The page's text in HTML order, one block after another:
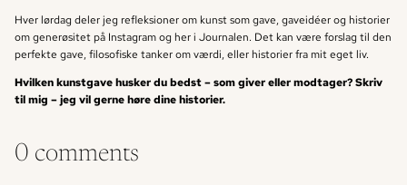
Hver lørdag deler jeg refleksioner om kunst som gave, gaveidéer og historier
om generøsitet på Instagram og her i Journalen. Det kan være forslag til den
perfekte gave, filosofiske tanker om værdi, eller historier fra mit eget liv.
Hvilken kunstgave husker du bedst – som giver eller modtager? Skriv
til mig – jeg vil gerne høre dine historier.
0 comments